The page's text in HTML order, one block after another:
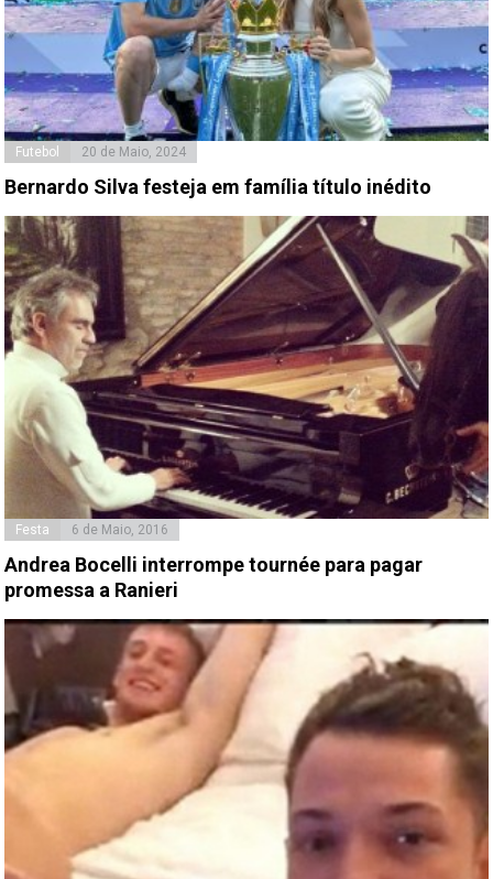
Futebol 20 de Maio, 2024
Bernardo Silva festeja em família título inédito
Festa 6 de Maio, 2016
Andrea Bocelli interrompe tournée para pagar
promessa a Ranieri